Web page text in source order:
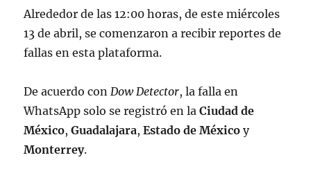
Alrededor de las 12:00 horas, de este miércoles
13 de abril, se comenzaron a recibir reportes de
fallas en esta plataforma.
De acuerdo conDow Detector, la falla en
WhatsApp solo se registró en laCiudad de
México,Guadalajara,Estado de Méxicoy
Monterrey.